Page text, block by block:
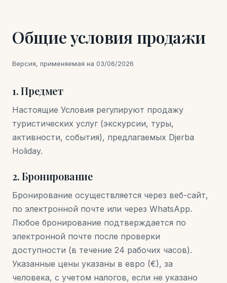
Общие условия продажи
Версия, применяемая на 03/06/2026
1. Предмет
Настоящие Условия регулируют продажу
туристических услуг (экскурсии, туры,
активности, события), предлагаемых Djerba
Holiday.
2. Бронирование
Бронирование осуществляется через веб-сайт,
по электронной почте или через WhatsApp.
Любое бронирование подтверждается по
электронной почте после проверки
доступности (в течение 24 рабочих часов).
Указанные цены указаны в евро (€), за
человека, с учетом налогов, если не указано